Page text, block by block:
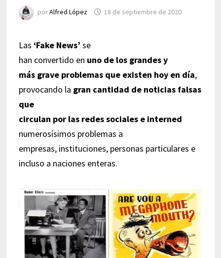
porAlfred López 18 de septiembre de 2020
Las ‘Fake News’ se
han convertido en uno de los grandes y
más grave problemas que existen hoy en día,
provocando la gran cantidad de noticias falsas
que
circulan por las redes sociales e interned
numerosísimos problemas a
empresas, instituciones, personas particulares e
incluso a naciones enteras.